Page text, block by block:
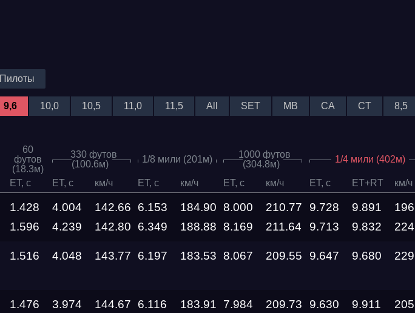
Пилоты
9,6 10,0 10,5 11,0 11,5 All SET MB CA CT 8,5
60
футов
(18.3м)
330 футов
(100.6м)
1/8 мили (201м)
1000 футов
(304.8м)
1/4 мили (402м)
ET, c ET, c км/ч ET, c км/ч ET, c км/ч ET, c ET+RT км/ч
1.428 4.004 142.66 6.153 184.90 8.000 210.77 9.728 9.891
1.596 4.239 142.80 6.349 188.88 8.169 211.64 9.713 9.832
1.516 4.048 143.77 6.197 183.53 8.067 209.55 9.647 9.680
1.476 3.974 144.67 6.116 183.91 7.984 209.73 9.630 9.911